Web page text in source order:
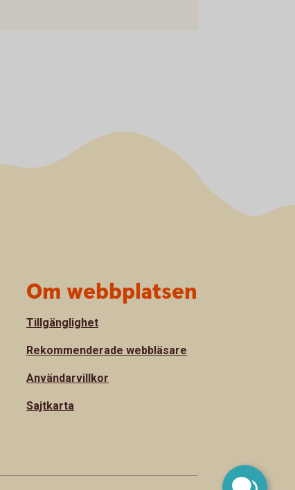
Om webbplatsen
Tillgänglighet
Rekommenderade webbläsare
Användarvillkor
Sajtkarta